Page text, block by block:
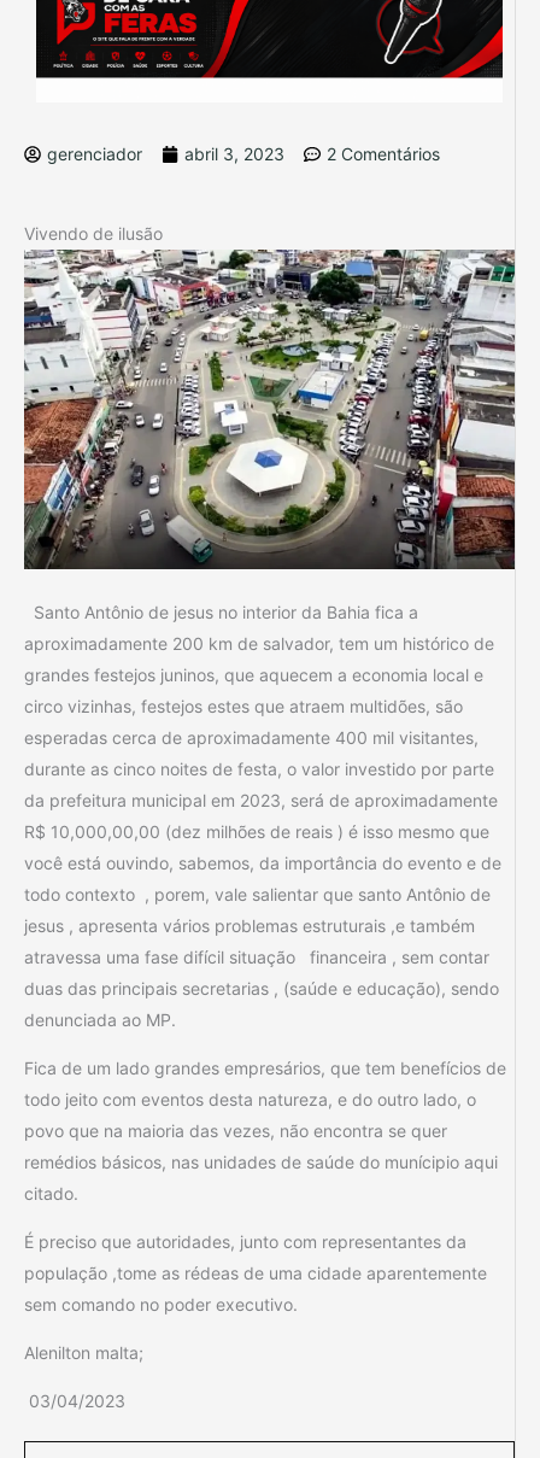
gerenciador abril 3, 2023 2 Comentários
Vivendo de ilusão
Santo Antônio de jesus no interior da Bahia fica a
aproximadamente 200 km de salvador, tem um histórico de
grandes festejos juninos, que aquecem a economia local e
circo vizinhas, festejos estes que atraem multidões, são
esperadas cerca de aproximadamente 400 mil visitantes,
durante as cinco noites de festa, o valor investido por parte
da prefeitura municipal em 2023, será de aproximadamente
R$ 10,000,00,00 (dez milhões de reais ) é isso mesmo que
você está ouvindo, sabemos, da importância do evento e de
todo contexto , porem, vale salientar que santo Antônio de
jesus , apresenta vários problemas estruturais ,e também
atravessa uma fase difícil situação financeira , sem contar
duas das principais secretarias , (saúde e educação), sendo
denunciada ao MP.
Fica de um lado grandes empresários, que tem benefícios de
todo jeito com eventos desta natureza, e do outro lado, o
povo que na maioria das vezes, não encontra se quer
remédios básicos, nas unidades de saúde do munícipio aqui
citado.
É preciso que autoridades, junto com representantes da
população ,tome as rédeas de uma cidade aparentemente
sem comando no poder executivo.
Alenilton malta;
03/04/2023